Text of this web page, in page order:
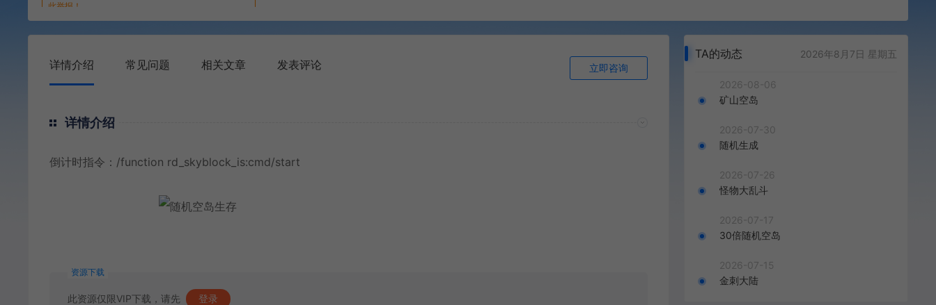
此举报！
详情介绍 常见问题 相关文章 发表评论 立即咨询
详情介绍
倒计时指令：/function rd_skyblock_is:cmd/start
资源下载
此资源仅限VIP下载，请先 登录
TA的动态 2026年8月7日 星期五
2026-08-06
矿山空岛
2026-07-30
随机生成
2026-07-26
怪物大乱斗
2026-07-17
30倍随机空岛
2026-07-15
金刺大陆